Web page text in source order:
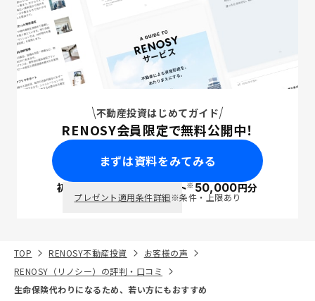
不動産投資はじめてガイド
RENOSY会員限定で無料公開中！
まずは資料をみてみる
初回面談で ポイント※50,000円分
プレゼント適用条件詳細※条件・上限あり
TOP RENOSY不動産投資
お客様の声
RENOSY（リノシー）の評判・口コミ
生命保険代わりになるため、若い方にもおすすめ